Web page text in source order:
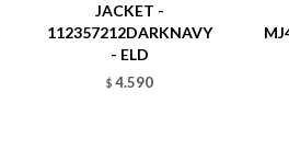
JACKET -
112357212DARKNAVY
- ELD
$ 4.590